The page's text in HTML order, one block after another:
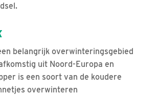
belangrijk overwinteringsgebied
uit Noord-Europa en
is een soort van de koudere
overwinteren